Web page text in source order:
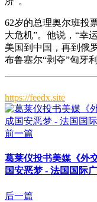
62岁的总理奥尔班投
大危机”。他说，“幸
美国到中国，再到俄
布鲁塞尔“剥夺”匈牙
https://feedx.site
前一篇
葛莱仪投书美媒《外
国安恶梦 - 法国国际
后一篇